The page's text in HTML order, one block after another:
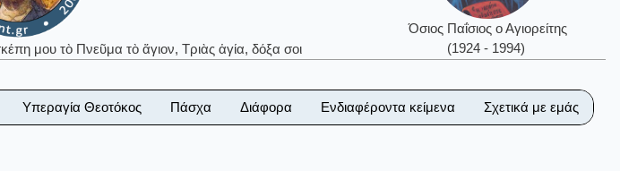
μου τὸ Πνεῦμα τὸ ἅγιον, Τριὰς ἁγία, δόξα σοι
Όσιος Παΐσιος ο Αγιορείτης
(1924 - 1994)
Υπεραγία Θεοτόκος Πάσχα Διάφορα Ενδιαφέροντα κείμενα Σχετικά με εμάς